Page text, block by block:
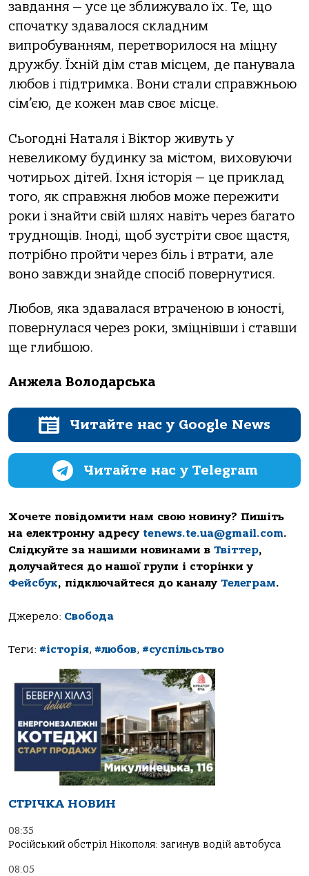
завдання — усе це зближувало їх. Те, що
спочатку здавалося складним
випробуванням, перетворилося на міцну
дружбу. Їхній дім став місцем, де панувала
любов і підтримка. Вони стали справжньою
сім’єю, де кожен мав своє місце.
Сьогодні Наталя і Віктор живуть у
невеликому будинку за містом, виховуючи
чотирьох дітей. Їхня історія — це приклад
того, як справжня любов може пережити
роки і знайти свій шлях навіть через багато
труднощів. Іноді, щоб зустріти своє щастя,
потрібно пройти через біль і втрати, але
воно завжди знайде спосіб повернутися.
Любов, яка здавалася втраченою в юності,
повернулася через роки, зміцнівши і ставши
ще глибшою.
Анжела Володарська
Читайте нас у Google News
Читайте нас у Telegram
Хочете повідомити нам свою новину? Пишіть
на електронну адресу tenews.te.ua@gmail.com.
Слідкуйте за нашими новинами в Твіттер,
долучайтеся до нашої групи і сторінки у
Фейсбук, підключайтеся до каналу Телеграм.
Джерело: Свобода
Теги: #історія, #любов, #суспільсьтво
СТРІЧКА НОВИН
08:35
Російський обстріл Нікополя: загинув водій автобуса
08:05